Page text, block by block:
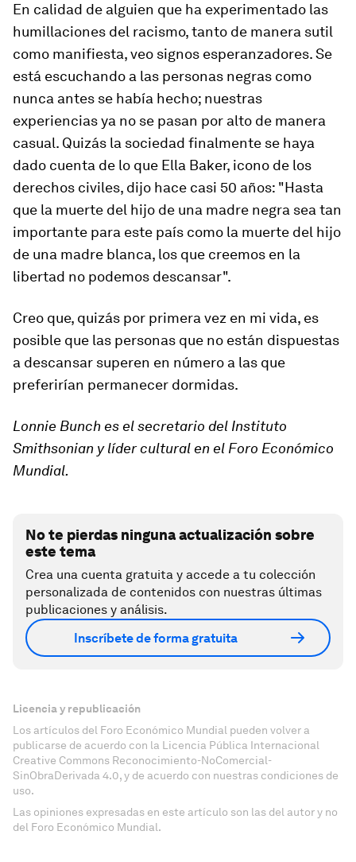
En calidad de alguien que ha experimentado las
humillaciones del racismo, tanto de manera sutil
como manifiesta, veo signos esperanzadores. Se
está escuchando a las personas negras como
nunca antes se había hecho; nuestras
experiencias ya no se pasan por alto de manera
casual. Quizás la sociedad finalmente se haya
dado cuenta de lo que Ella Baker, icono de los
derechos civiles, dijo hace casi 50 años: "Hasta
que la muerte del hijo de una madre negra sea tan
importante para este país como la muerte del hijo
de una madre blanca, los que creemos en la
libertad no podemos descansar".
Creo que, quizás por primera vez en mi vida, es
posible que las personas que no están dispuestas
a descansar superen en número a las que
preferirían permanecer dormidas.
Lonnie Bunch es el secretario del Instituto
Smithsonian y líder cultural en el Foro Económico
Mundial.
No te pierdas ninguna actualización sobre
este tema
Crea una cuenta gratuita y accede a tu colección
personalizada de contenidos con nuestras últimas
publicaciones y análisis.
Inscríbete de forma gratuita
Licencia y republicación
Los artículos del Foro Económico Mundial pueden volver a
publicarse de acuerdo con la Licencia Pública Internacional
Creative Commons Reconocimiento-NoComercial-
SinObraDerivada 4.0, y de acuerdo con nuestras condiciones de
uso.
Las opiniones expresadas en este artículo son las del autor y no
del Foro Económico Mundial.